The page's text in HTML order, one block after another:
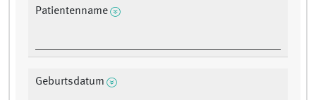
Patientenname
Geburtsdatum